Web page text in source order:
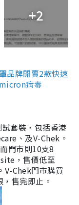
+2
品牌開賣2款快速
病毒
套裝，包括香港
、及V-Chek。
門市則10支8
，售價低至
V-Chek門市購買
售完即止。